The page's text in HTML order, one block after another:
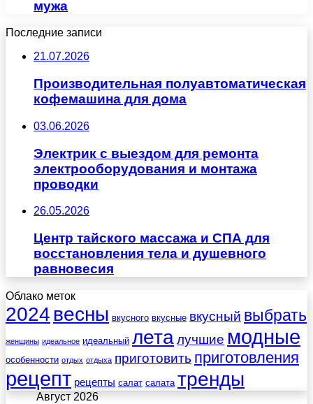
мужа
Последние записи
21.07.2026
Производительная полуавтоматическая
кофемашина для дома
03.06.2026
Электрик с выездом для ремонта
электрооборудования и монтажа
проводки
26.05.2026
Центр тайского массажа и СПА для
восстановления тела и душевного
равновесия
Облако меток
2024 весны вкусного вкусные вкусный выбрать
женщины идеальное идеальный леталучшие модные
особенности отдых отдыха приготовить приготовления
рецепт рецепты салат салата тренды
Август 2026